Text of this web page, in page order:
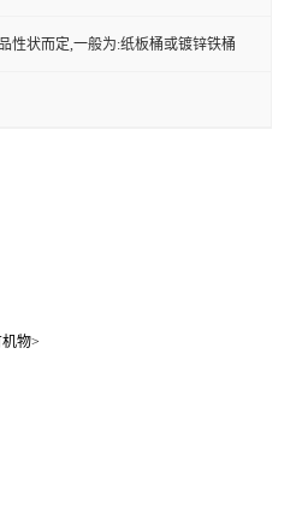
性状而定,一般为:纸板桶或镀锌铁桶
物>